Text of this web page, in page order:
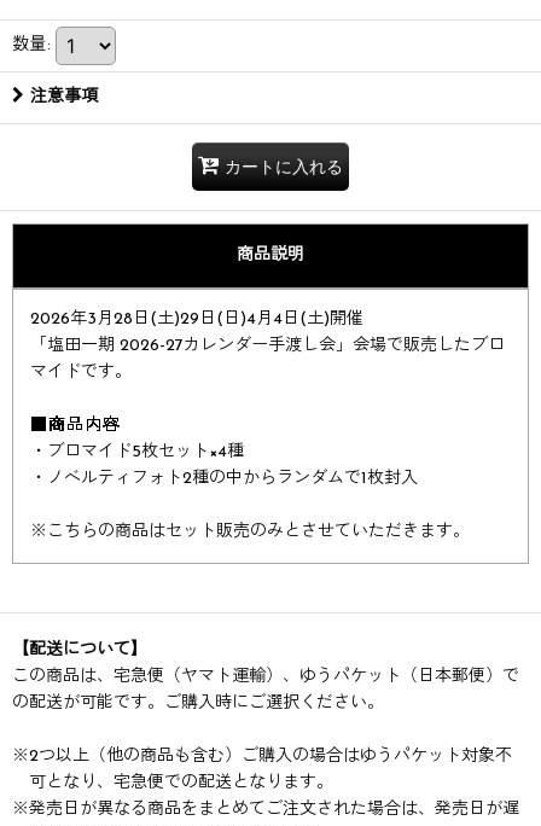
数量:
注意事項
カートに入れる
商品説明
2026年3月28日(土)29日(日)4月4日(土)開催​​​​
「塩田一期 2026-27カレンダー手渡し会」​​会場で販売したブロ
マイドです。​​
■商品内容
・ブロマイド5枚セット×4種
・ノベルティフォト2種の中からランダムで1枚封入
※ こちらの商品はセット販売のみとさせていただきます。
【配送について】
この商品は、宅急便（ヤマト運輸）、ゆうパケット（日本郵便）で
の配送が可能です。ご購入時にご選択ください。
※2つ以上（他の商品も含む）ご購入の場合はゆうパケット対象不
可となり、宅急便での配送となります。
※発売日が異なる商品をまとめてご注文された場合は、発売日が遅